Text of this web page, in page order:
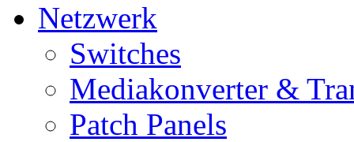
Netzwerk
Switches
Mediakonverter &
Patch Panels